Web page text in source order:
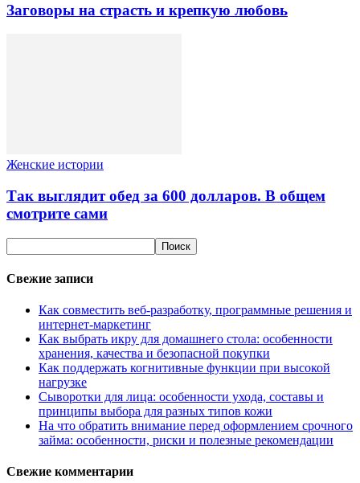
Заговоры на страсть и крепкую любовь
Женские истории
Так выглядит обед за 600 долларов. В общем
смотрите сами
Свежие записи
Как совместить веб-разработку, программные решения и
интернет-маркетинг
Как выбрать икру для домашнего стола: особенности
хранения, качества и безопасной покупки
Как поддержать когнитивные функции при высокой
нагрузке
Сыворотки для лица: особенности ухода, составы и
принципы выбора для разных типов кожи
На что обратить внимание перед оформлением срочного
займа: особенности, риски и полезные рекомендации
Свежие комментарии